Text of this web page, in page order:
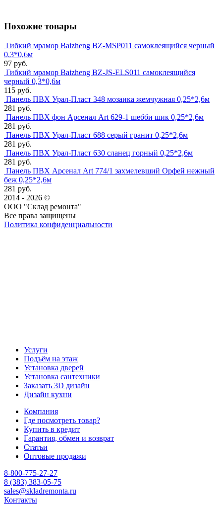
Похожие товары
Гибкий мрамор Baizheng BZ-MSP011 самоклеящийся черный
0,3*0,6м
97 руб.
Гибкий мрамор Baizheng BZ-JS-ELS011 самоклеящийся
черный 0,3*0,6м
115 руб.
Панель ПВХ Урал-Пласт 348 мозаика жемчужная 0,25*2,6м
281 руб.
Панель ПВХ фон Арсенал Art 629-1 шебби шик 0,25*2,6м
281 руб.
Панель ПВХ Урал-Пласт 688 серый гранит 0,25*2,6м
281 руб.
Панель ПВХ Урал-Пласт 630 сланец горный 0,25*2,6м
281 руб.
Панель ПВХ Арсенал Art 774/1 захмелевший Орфей нежный
беж 0,25*2,6м
281 руб.
2014 - 2026 ©
ООО "Склад ремонта"
Все права защищены
Политика конфиденциальности
Услуги
Подъём на этаж
Установка дверей
Установка сантехники
Заказать 3D дизайн
Дизайн кухни
Компания
Где посмотреть товар?
Купить в кредит
Гарантия, обмен и возврат
Статьи
Оптовые продажи
8-800-775-27-27
8 (383) 383-05-75
sales@skladremonta.ru
Контакты